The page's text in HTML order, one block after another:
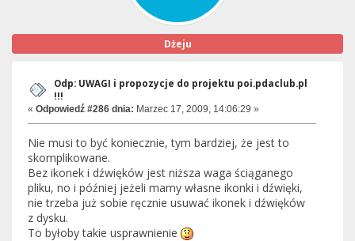
Dżeju
Odp: UWAGI i propozycje do projektu poi.pdaclub.pl
!!!
« Odpowiedź #286 dnia: Marzec 17, 2009, 14:06:29 »
Nie musi to być koniecznie, tym bardziej, że jest to
skomplikowane.
Bez ikonek i dźwięków jest niższa waga ściąganego
pliku, no i później jeżeli mamy własne ikonki i dźwięki,
nie trzeba już sobie ręcznie usuwać ikonek i dźwięków
z dysku.
To byłoby takie usprawnienie